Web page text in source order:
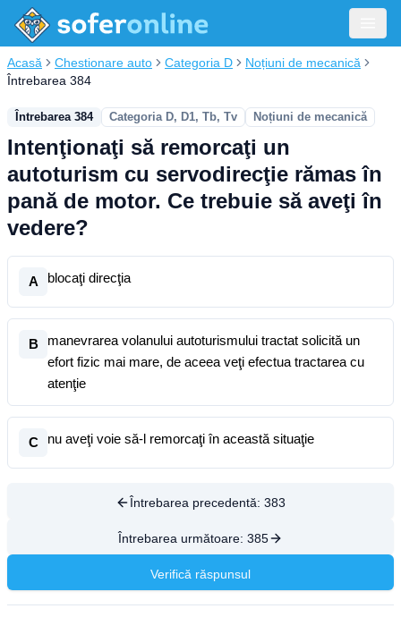
Acasă Chestionare auto Categoria D
Noțiuni de mecanică
Întrebarea 384
Întrebarea 384 Categoria D, D1, Tb, Tv Noțiuni de mecanică
Intenţionaţi să remorcaţi un
autoturism cu servodirecţie rămas în
pană de motor. Ce trebuie să aveţi în
vedere?
A blocaţi direcţia
B
manevrarea volanului autoturismului tractat solicită un
efort fizic mai mare, de aceea veţi efectua tractarea cu
atenţie
C nu aveţi voie să-l remorcaţi în această situaţie
Întrebarea precedentă: 383
Întrebarea următoare: 385
Verifică răspunsul